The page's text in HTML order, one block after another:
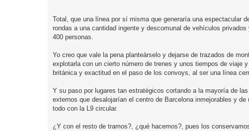
Total, que una línea por sí misma que generaría una espectacular
rondas a una cantidad ingente y descomunal de vehículos
400 personas.
Yo creo que vale la pena planteárselo y dejarse de trazados de
explotarla con un cierto número de trenes y unos tiempos de viaje
británica y exactitud en el paso de los convoys, al ser una línea
Y su paso por lugares tan estratégicos cortando a la mayoría de
externos que desalojarían el centro de Barcelona inmejorables y
todo con la L9 circular.
¿Y con el resto de tramos?, ¿qué hacemos?, pues los